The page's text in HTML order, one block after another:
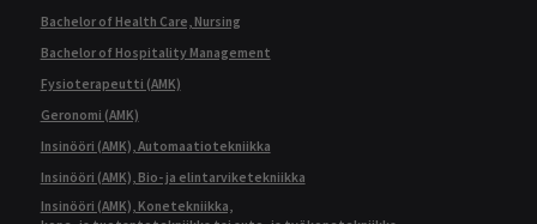
Bachelor of Health Care, Nursing
Bachelor of Hospitality Management
Fysioterapeutti (AMK)
Geronomi (AMK)
Insinööri (AMK), Automaatiotekniikka
Insinööri (AMK), Bio- ja elintarviketekniikka
Insinööri (AMK), Konetekniikka,